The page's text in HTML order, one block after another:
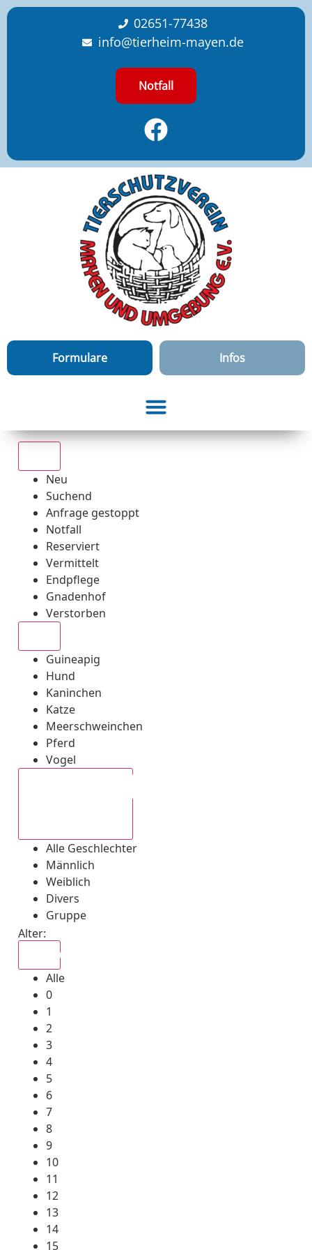
content
02651-77438
info@tierheim-mayen.de
Notfall
Formulare Infos
Neu
Suchend
Anfrage gestoppt
Notfall
Reserviert
Vermittelt
Endpflege
Gnadenhof
Verstorben
Guineapig
Hund
Kaninchen
Katze
Meerschweinchen
Pferd
Vogel
Alle Geschlechter
Männlich
Weiblich
Divers
Gruppe
Alter:
Alle
0
1
2
3
4
5
6
7
8
9
10
11
12
13
14
15